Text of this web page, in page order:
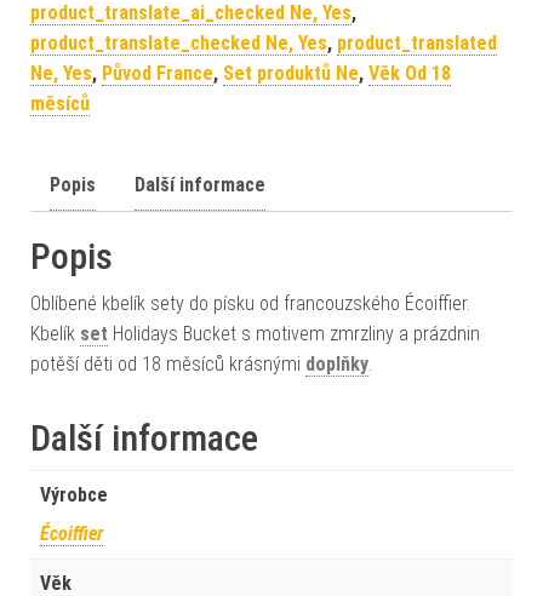
product_translate_ai_checked Ne, Yes,
product_translate_checked Ne, Yes, product_translated
Ne, Yes, Původ France, Set produktů Ne, Věk Od 18
měsíců
Popis Další informace
Popis
Oblíbené kbelík sety do písku od francouzského Écoiffier.
Kbelík set Holidays Bucket s motivem zmrzliny a prázdnin
potěší děti od 18 měsíců krásnými doplňky.
Další informace
Výrobce
Écoiffier
Věk